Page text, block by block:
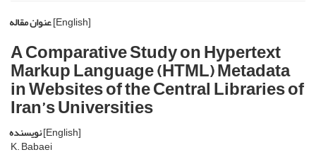
عنوان مقاله[English]
A Comparative Study on Hypertext
Markup Language (HTML) Metadata
in Websites of the Central Libraries of
Iran’s Universities
نویسنده[English]
K. Babaei